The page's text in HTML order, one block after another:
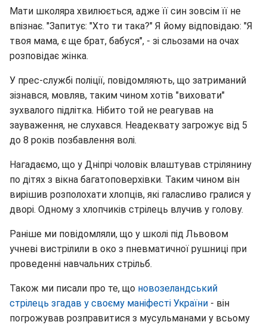
Мати школяра хвилюється, адже її син зовсім її не
впізнає. "Запитує: "Хто ти така?" Я йому відповідаю: "Я
твоя мама, є ще брат, бабуся", - зі сльозами на очах
розповідає жінка.
У прес-службі поліції, повідомляють, що затриманий
зізнався, мовляв, таким чином хотів "виховати"
зухвалого підлітка. Нібито той не реагував на
зауваження, не слухався. Неадеквату загрожує від 5
до 8 років позбавлення волі.
Нагадаємо, що у Дніпрі чоловік влаштував стрілянину
по дітях з вікна багатоповерхівки. Таким чином він
вирішив розполохати хлопців, які галасливо гралися у
дворі. Одному з хлопчиків стрілець влучив у голову.
Раніше ми повідомляли, що у школі під Львовом
учневі вистрілили в око з пневматичної рушниці при
проведенні навчальних стрільб.
Також ми писали про те, що новозеландський
стрілець згадав у своєму маніфесті України - він
погрожував розправитися з мусульманами у всьому